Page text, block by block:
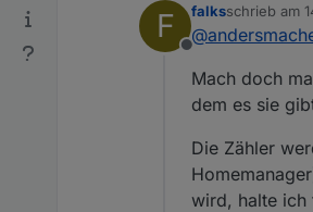
F
Offline
falksschrieb am
zuletzt
@
Mach doch
dem es sie
Die Zähler
wird, halte ich